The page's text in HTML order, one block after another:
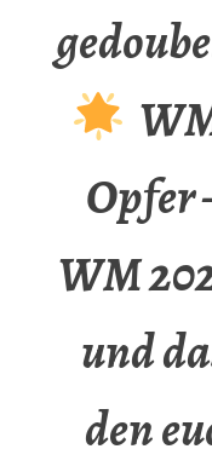
Opfer
WM
und
den